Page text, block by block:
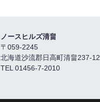
ノースヒルズ清畠
〒059-2245
北海道沙流郡日高町清畠237-12
TEL 01456-7-2010